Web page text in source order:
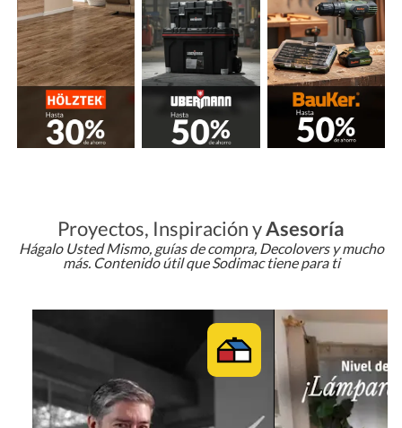
Proyectos, Inspiración yAsesoría
Hágalo Usted Mismo, guías de compra, Decolovers y mucho
más. Contenido útil que Sodimac tiene para ti